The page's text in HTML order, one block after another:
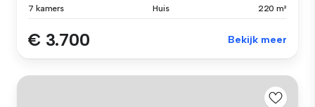
7 kamers Huis 220 m²
€ 3.700 Bekijk meer